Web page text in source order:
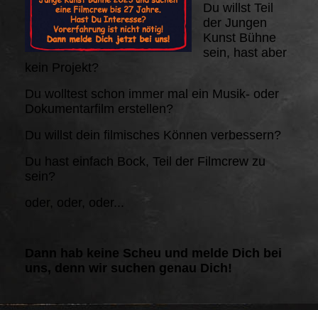
Du willst Teil
der Jungen
Kunst Bühne
sein, hast aber
kein Projekt?
Du wolltest schon immer mal ein Musik- oder
Dokumentarfilm erstellen?
Du willst dein filmisches Können verbessern?
Du hast einfach Bock, Teil der Filmcrew zu
sein?
oder, oder, oder...
Dann hab keine Scheu und melde Dich bei
uns, denn wir suchen genau Dich!